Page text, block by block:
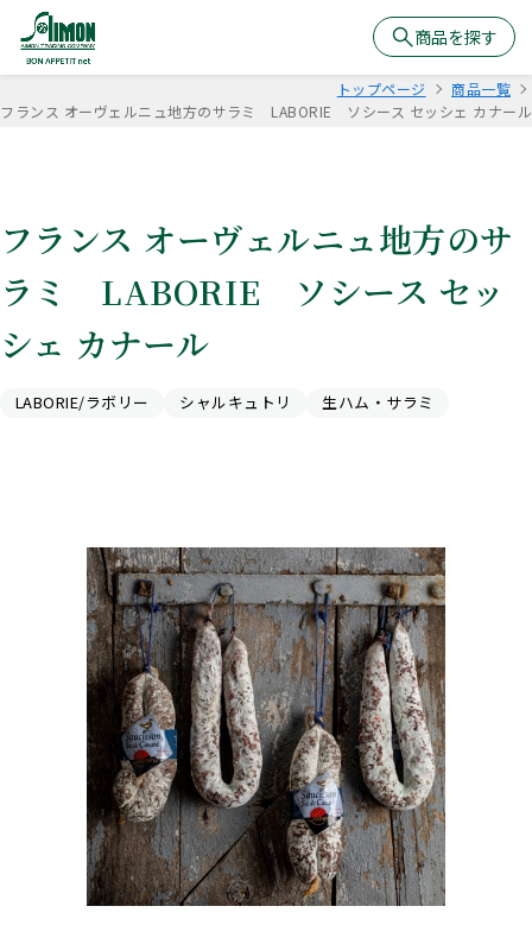
商品を探す
トップページ
商品一覧
フランス オーヴェルニュ地方のサラミ LABORIE ソシース セッシェ カナール
フランス オーヴェルニュ地方のサ
ラミ LABORIE ソシース セッ
シェ カナール
LABORIE/ラボリー シャルキュトリ 生ハム・サラミ